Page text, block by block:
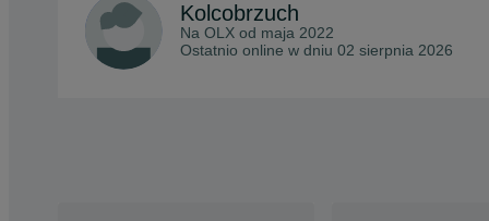
Kolcobrzuch
Na OLX od maja 2022
Ostatnio online w dniu 02 sierpnia 2026